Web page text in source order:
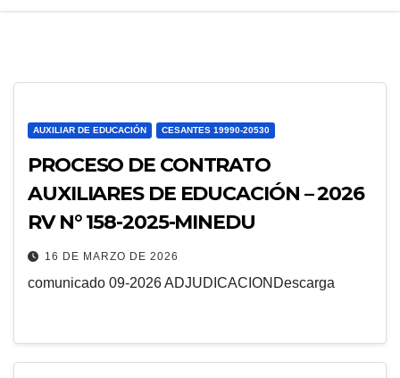
AUXILIAR DE EDUCACIÓN CESANTES 19990-20530
PROCESO DE CONTRATO
AUXILIARES DE EDUCACIÓN – 2026
RV N° 158-2025-MINEDU
16 DE MARZO DE 2026
comunicado 09-2026 ADJUDICACIONDescarga